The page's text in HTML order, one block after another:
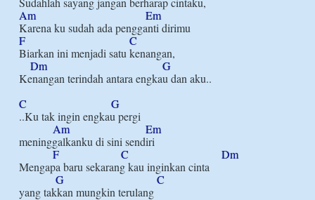
Am
Em
F
C
Biarkan ini menjadi satu kenangan,
Dm
G
Kenangan terindah antara engkau dan aku..
C
G
..Ku tak ingin engkau pergi
Am
Em
meninggalkanku di sini sendiri
F
C
Dm
Mengapa baru sekarang kau inginkan cinta
G
C
yang takkan mungkin terulang